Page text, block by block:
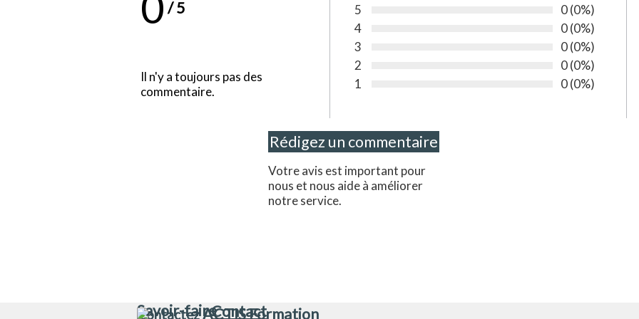
/5
Il n'y a toujours pas des
commentaire.
Vote :
5 Nombre de
0(0%)
Vote :
4 Nombre de
0(0%)
Vote :
3 Nombre de
0(0%)
Vote :
2 Nombre de
0(0%)
Vote :
1 Nombre de
0(0%)
Votre avis est important pour
nous et nous aide à améliorer
notre service.
Savoir-faire
ContactezACTIS Formation
Contact